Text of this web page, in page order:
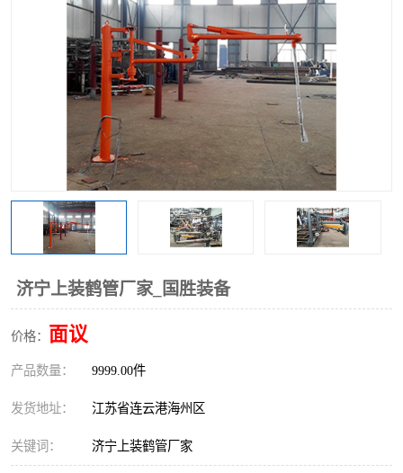
济宁上装鹤管厂家_国胜装备
价格： 面议
产品数量： 9999.00件
发货地址： 江苏省连云港海州区
关键词： 济宁上装鹤管厂家